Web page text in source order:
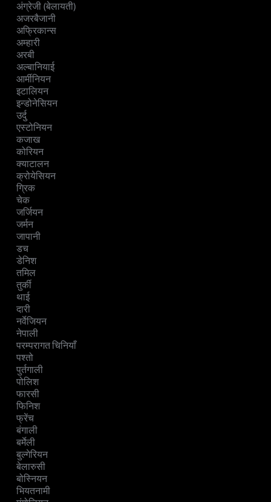
अंग्रेजी (बेलायती)
अजरबैजानी
अफ्रिकान्स
अम्हारी
अरबी
अल्बानियाई
आर्मीनियन
इटालियन
इन्डोनेसियन
उर्दु
एस्टोनियन
कजाख
कोरियन
क्याटालन
क्रोयेसियन
ग्रिक
चेक
जर्जियन
जर्मन
जापानी
डच
डेनिश
तमिल
तुर्की
थाई
दारी
नर्वेजियन
नेपाली
परम्परागत चिनियाँ
पश्तो
पुर्तगाली
पोलिश
फारसी
फिनिश
फ्रेंच
बंगाली
बर्मेली
बुल्गेरियन
बेलारुसी
बोस्नियन
भियतनामी